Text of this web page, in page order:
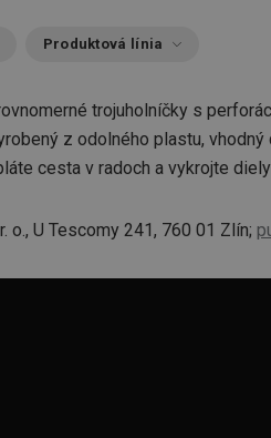
Produktová línia
trojuholníčky s
z odolného plastu, vhodný
cesta v radoch a vykrojte
o., U Tescomy 241, 760 01 Zlín;